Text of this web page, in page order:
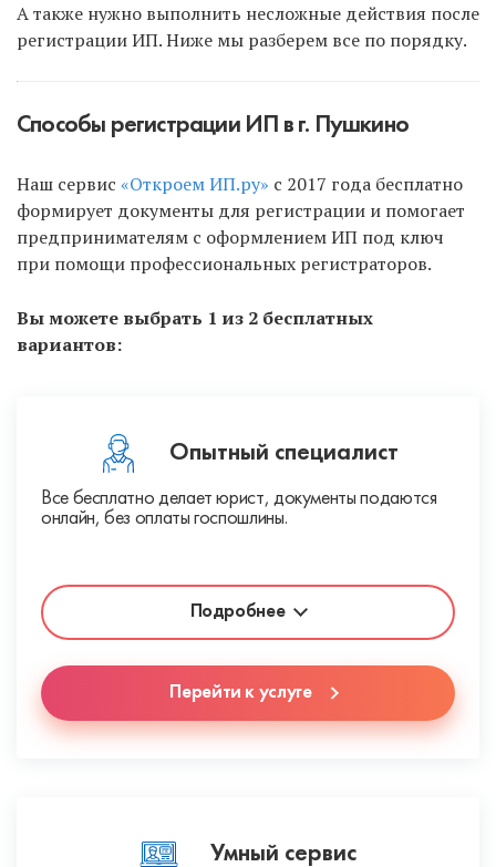
А также нужно выполнить несложные действия после
регистрации ИП. Ниже мы разберем все по порядку.
Способы регистрации ИП в г. Пушкино
Наш сервис «Откроем ИП.ру» с 2017 года бесплатно
формирует документы для регистрации и помогает
предпринимателям с оформлением ИП под ключ
при помощи профессиональных регистраторов.
Вы можете выбрать 1 из 2 бесплатных
вариантов:
Опытный специалист
Все бесплатно делает юрист, документы подаются
онлайн, без оплаты госпошлины.
Подробнее
Перейти к услуге
Умный сервис